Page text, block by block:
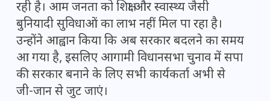
रही है। आम जनता को शिक्षा और स्वास्थ्य जैसी
बुनियादी सुविधाओं का लाभ नहीं मिल पा रहा है।
उन्होंने आह्वान किया कि अब सरकार बदलने का समय
आ गया है, इसलिए आगामी विधानसभा चुनाव में सपा
की सरकार बनाने के लिए सभी कार्यकर्ता अभी से
जी-जान से जुट जाएं।